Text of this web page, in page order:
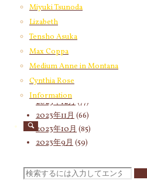
Miyuki Tsunoda
Lizabeth
Tensho Asuka
Max Coppa
Medium Anne in Montana
Cynthia Rose
Information
検
2024年7月(63)
2024年6月
2024年5月(72)
2024年4月
2024年3月
(70)
2024年2月
2023年12月 (77)
2023年11月 (66)
2023年10月 (85)
2023年9月 (59)
2023年7月(89)